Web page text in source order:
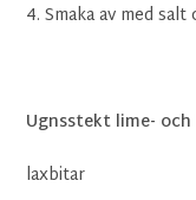
4. Smaka av med
Ugnsstekt lime-
laxbitar